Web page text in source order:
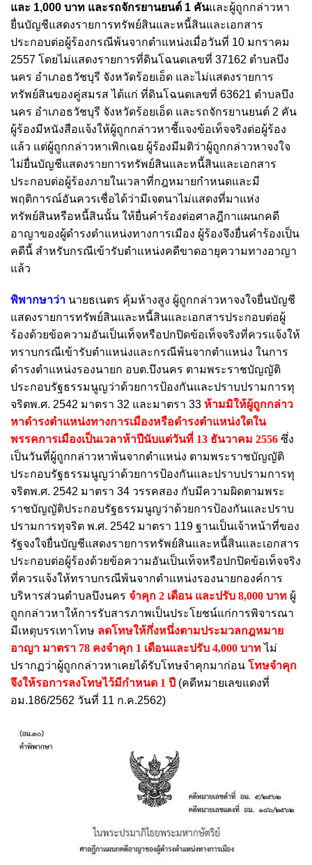
และ 1,000 บาท และรถจักรยานยนต์ 1 คันและผู้ถูกกล่าวหา
ยื่นบัญชีแสดงรายการทรัพย์สินและหนี้สินและเอกสาร
ประกอบต่อผู้ร้องกรณีพ้นจากตำแหน่งเมื่อวันที่ 10 มกราคม
2557 โดยไม่แสดงรายการที่ดินโฉนดเลขที่ 37162 ตำบลบึง
นคร อำเภอธวัชบุรี จังหวัดร้อยเอ็ด และไม่แสดงรายการ
ทรัพย์สินของคู่สมรส ได้แก่ ที่ดินโฉนดเลขที่ 63621 ตำบลบึง
นคร อำเภอธวัชบุรี จังหวัดร้อยเอ็ด และรถจักรยานยนต์ 2 คัน
ผู้ร้องมีหนังสือแจ้งให้ผู้ถูกกล่าวหาชี้แจงข้อเท็จจริงต่อผู้ร้อง
แล้ว แต่ผู้ถูกกล่าวหาเพิกเฉย ผู้ร้องมีมติว่าผู้ถูกกล่าวหาจงใจ
ไม่ยื่นบัญชีแสดงรายการทรัพย์สินและหนี้สินและเอกสาร
ประกอบต่อผู้ร้องภายในเวลาที่กฎหมายกำหนดและมี
พฤติการณ์อันควรเชื่อได้ว่ามีเจตนาไม่แสดงที่มาแห่ง
ทรัพย์สินหรือหนี้สินนั้น ให้ยื่นคำร้องต่อศาลฎีกาแผนกคดี
อาญาของผู้ดำรงตำแหน่งทางการเมือง ผู้ร้องจึงยื่นคำร้องเป็น
คดีนี้ สำหรับกรณีเข้ารับตำแหน่งคดีขาดอายุความทางอาญา
แล้ว
พิพากษาว่า นายธเนตร คุ้มห้างสูง ผู้ถูกกล่าวหาจงใจยื่นบัญชี
แสดงรายการทรัพย์สินและหนี้สินและเอกสารประกอบต่อผู้
ร้องด้วยข้อความอันเป็นเท็จหรือปกปิดข้อเท็จจริงที่ควรแจ้งให้
ทราบกรณีเข้ารับตำแหน่งและกรณีพ้นจากตำแหน่ง ในการ
ดำรงตำแหน่งรองนายก อบต.บึงนคร ตามพระราชบัญญัติ
ประกอบรัฐธรรมนูญว่าด้วยการป้องกันและปราบปรามการทุ
จริตพ.ศ. 2542 มาตรา 32 และมาตรา 33 ห้ามมิให้ผู้ถูกกล่าว
หาดำรงตำแหน่งทางการเมืองหรือดำรงตำแหน่งใดใน
พรรคการเมืองเป็นเวลาห้าปีนับแต่วันที่ 13 ธันวาคม 2556 ซึ่ง
เป็นวันที่ผู้ถูกกล่าวหาพ้นจากตำแหน่ง ตามพระราชบัญญัติ
ประกอบรัฐธรรมนูญว่าด้วยการป้องกันและปราบปรามการทุ
จริตพ.ศ. 2542 มาตรา 34 วรรคสอง กับมีความผิดตามพระ
ราชบัญญัติประกอบรัฐธรรมนูญว่าด้วยการป้องกันและปราบ
ปรามการทุจริต พ.ศ. 2542 มาตรา 119 ฐานเป็นเจ้าหน้าที่ของ
รัฐจงใจยื่นบัญชีแสดงรายการทรัพย์สินและหนี้สินและเอกสาร
ประกอบต่อผู้ร้องด้วยข้อความอันเป็นเท็จหรือปกปิดข้อเท็จจริง
ที่ควรแจ้งให้ทราบกรณีพ้นจากตำแหน่งรองนายกองค์การ
บริหารส่วนตำบลบึงนคร จำคุก 2 เดือน และปรับ 8,000 บาท ผู้
ถูกกล่าวหาให้การรับสารภาพเป็นประโยชน์แก่การพิจารณา
มีเหตุบรรเทาโทษ ลดโทษให้กึ่งหนึ่งตามประมวลกฎหมาย
อาญา มาตรา 78 คงจำคุก 1 เดือนและปรับ 4,000 บาทไม่
ปรากฏว่าผู้ถูกกล่าวหาเคยได้รับโทษจำคุกมาก่อน โทษจำคุก
จึงให้รอการลงโทษไว้มีกำหนด 1 ปี (คดีหมายเลขแดงที่
อม.186/2562 วันที่ 11 ก.ค.2562)